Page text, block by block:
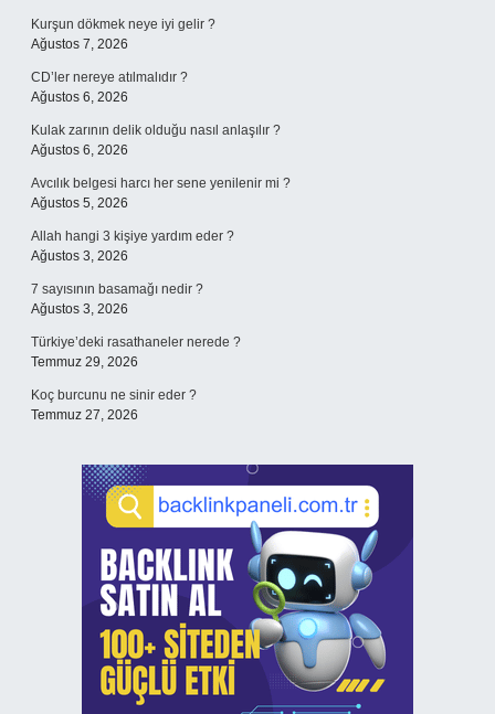
Kurşun dökmek neye iyi gelir ?
Ağustos 7, 2026
CD’ler nereye atılmalıdır ?
Ağustos 6, 2026
Kulak zarının delik olduğu nasıl anlaşılır ?
Ağustos 6, 2026
Avcılık belgesi harcı her sene yenilenir mi ?
Ağustos 5, 2026
Allah hangi 3 kişiye yardım eder ?
Ağustos 3, 2026
7 sayısının basamağı nedir ?
Ağustos 3, 2026
Türkiye’deki rasathaneler nerede ?
Temmuz 29, 2026
Koç burcunu ne sinir eder ?
Temmuz 27, 2026